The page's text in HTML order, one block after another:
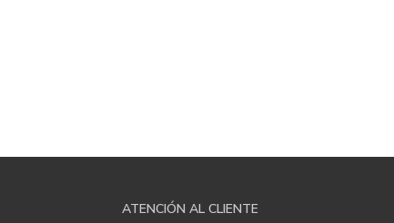
ATENCIÓN AL CLIENTE